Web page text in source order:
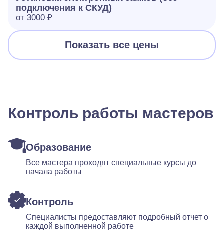
подключения к СКУД)
от 3000 ₽
Показать все цены
Контроль работы мастеров
Образование
Все мастера проходят специальные курсы до
начала работы
Контроль
Специалисты предоставляют подробный отчет о
каждой выполненной работе